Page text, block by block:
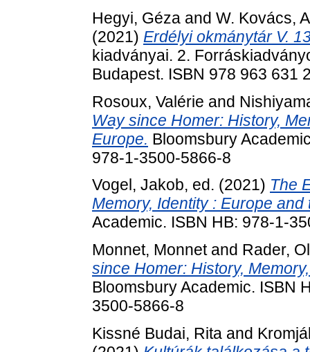
Hegyi, Géza and W. Kovács,
(2021) Erdélyi okmánytár V.
kiadványai. 2.
Budapest. ISBN 978 963 631
Rosoux, Valérie and
Way since Homer: History,
Europe. Bloomsbury
978-1-3500-5866-8
Vogel, Jakob, ed. (2021) The
Memory, Identity : Europe
Academic. ISBN HB: 978-1-
Monnet, Monnetand Rader,
since Homer: History,
Bloomsbury Academic. ISBN
3500-5866-8
Kissné Budai, Rita and